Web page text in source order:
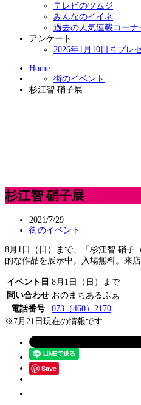
テレビのツムジ
みんなのイイネ
過去の人気連載コーナ
アンケート
2026年1月10日号プレ
Home
街のイベント
杉江智 硝子展
杉江智 硝子展
2021/7/29
街のイベント
8月1日（日）まで、「杉江智 硝子
的な作品を展示中。入場無料。来
イベント日 8月1日（日）まで
問い合わせ おのまちあるふぁ
電話番号
073（460）2170
※7月21日現在の情報です
Save